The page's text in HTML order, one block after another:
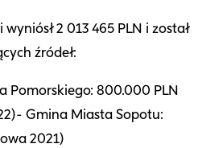
2 013 465 PLN i został
źródeł:
Pomorskiego: 800.000 PLN
- Gmina Miasta Sopotu:
2021)